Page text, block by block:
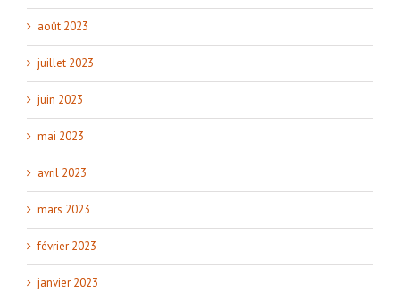
août 2023
juillet 2023
juin 2023
mai 2023
avril 2023
mars 2023
février 2023
janvier 2023